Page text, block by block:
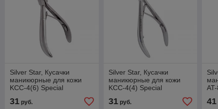
Silver Star, Кусачки
маникюрные для кожи
KCC-4(6) Special
31 руб.
Silver Star, Кусачки
маникюрные для кожи
KCC-4(4) Special
31руб. 41